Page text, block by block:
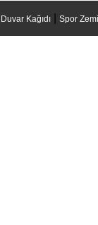
Duvar Kağıdı Spor